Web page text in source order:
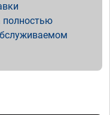
полностью